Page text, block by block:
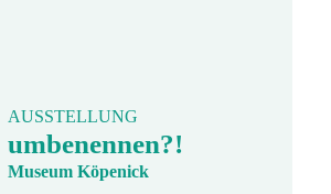
AUSSTELLUNG
umbenennen?!
Museum Köpenick